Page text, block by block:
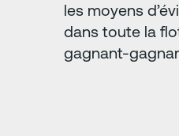
les moyens
dans toute la
gagnant-